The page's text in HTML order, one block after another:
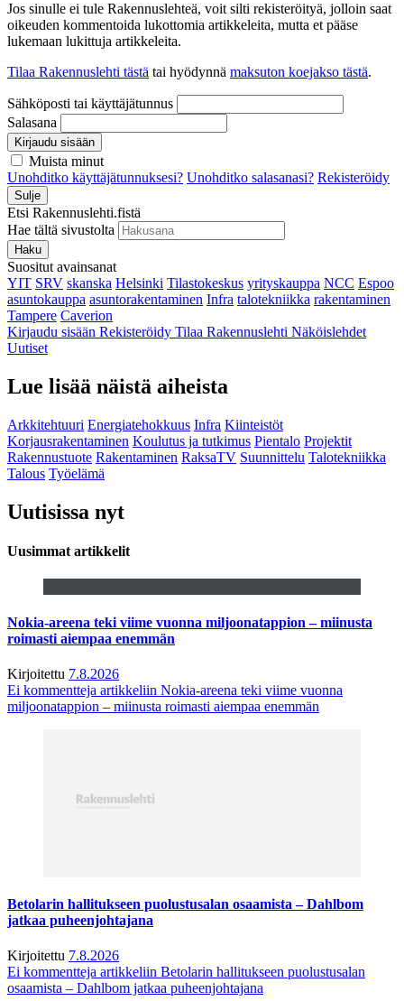
Jos sinulle ei tule Rakennuslehteä, voit silti rekisteröityä, jolloin saat
oikeuden kommentoida lukottomia artikkeleita, mutta et pääse
lukemaan lukittuja artikkeleita.
Tilaa Rakennuslehti tästä tai hyödynnä maksuton koejakso tästä.
Sähköposti tai käyttäjätunnus
Salasana
Kirjaudu sisään
Muista minut
Unohditko käyttäjätunnuksesi? Unohditko salasanasi? Rekisteröidy
Sulje
Etsi Rakennuslehti.fistä
Hae tältä sivustolta
Haku
Suositut avainsanat
YIT SRV skanska Helsinki Tilastokeskus yrityskauppa NCC Espoo
asuntokauppa asuntorakentaminen Infra talotekniikka rakentaminen
Tampere Caverion
Kirjaudu sisään Rekisteröidy Tilaa Rakennuslehti Näköislehdet
Uutiset
Lue lisää näistä aiheista
Arkkitehtuuri Energiatehokkuus Infra Kiinteistöt
Korjausrakentaminen Koulutus ja tutkimus Pientalo Projektit
Rakennustuote Rakentaminen RaksaTV Suunnittelu Talotekniikka
Talous Työelämä
Uutisissa nyt
Uusimmat artikkelit
Nokia-areena teki viime vuonna miljoonatappion – miinusta
roimasti aiempaa enemmän
Kirjoitettu 7.8.2026
Ei kommentteja artikkeliin Nokia-areena teki viime vuonna
miljoonatappion – miinusta roimasti aiempaa enemmän
Betolarin hallitukseen puolustusalan osaamista – Dahlbom
jatkaa puheenjohtajana
Kirjoitettu 7.8.2026
Ei kommentteja artikkeliin Betolarin hallitukseen puolustusalan
osaamista – Dahlbom jatkaa puheenjohtajana